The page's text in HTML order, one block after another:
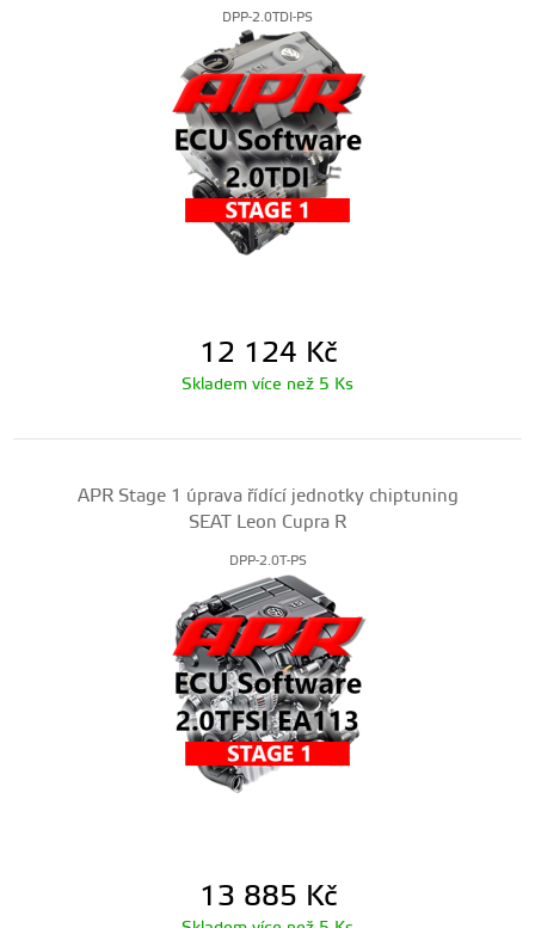
DPP-2.0TDI-PS
12 124 Kč
Skladem více než 5 Ks
APR Stage 1 úprava řídící jednotky chiptuning
SEAT Leon Cupra R
DPP-2.0T-PS
13 885 Kč